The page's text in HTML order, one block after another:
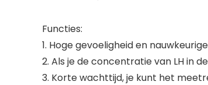
Functies:
1. Hoge gevoeligheid en
2. Als je de concentratie van LH in
3. Korte wachttijd, je kunt het